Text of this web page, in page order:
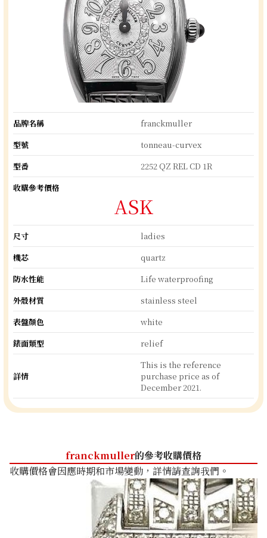
品牌名稱
franckmuller
型號
tonneau-curvex
型番
2252 QZ REL CD 1R
收購參考價格
ASK
尺寸
ladies
機芯
quartz
防水性能
Life waterproofing
外殼材質
stainless steel
表盤顏色
white
錶面類型
relief
詳情
This is the reference
purchase price as of
December 2021.
franckmuller的參考收購價格
收購價格會因應時期和市場變動，詳情請查詢我們。